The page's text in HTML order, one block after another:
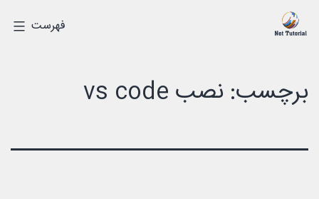
پرش
درک
فهرست
برچسب: نصب vs code